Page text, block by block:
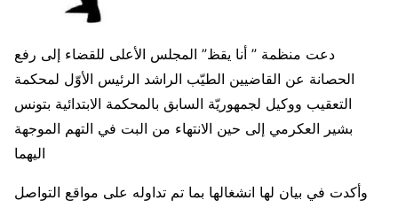
دعت منظمة ” أنا يقظ” المجلس الأعلى للقضاء إلى رفع
الحصانة عن القاضيين الطيّب الراشد الرئيس الأوّل لمحكمة
التعقيب ووكيل لجمهوريّة السابق بالمحكمة الابتدائية بتونس
بشير العكرمي إلى حين الانتهاء من البت في التهم الموجهة
اليهما
وأكدت في بيان لها انشغالها بما تم تداوله على مواقع التواصل